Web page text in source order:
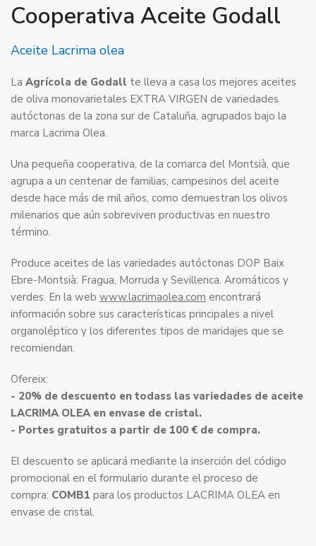
Cooperativa Aceite Godall
Aceite Lacrima olea
La Agrícola de Godall te lleva a casa los mejores aceites
de oliva monovarietales EXTRA VIRGEN de variedades
autóctonas de la zona sur de Cataluña, agrupados bajo la
marca Lacrima Olea.
Una pequeña cooperativa, de la comarca del Montsià, que
agrupa a un centenar de familias, campesinos del aceite
desde hace más de mil años, como demuestran los olivos
milenarios que aún sobreviven productivas en nuestro
término.
Produce aceites de las variedades autóctonas DOP Baix
Ebre-Montsià: Fragua, Morruda y Sevillenca. Aromáticos y
verdes. En la web www.lacrimaolea.com encontrará
información sobre sus características principales a nivel
organoléptico y los diferentes tipos de maridajes que se
recomiendan.
Ofereix:
- 20% de descuento en todass las variedades de aceite
LACRIMA OLEA en envase de cristal.
- Portes gratuitos a partir de 100 € de compra.
El descuento se aplicará mediante la inserción del código
promocional en el formulario durante el proceso de
compra: COMB1 para los productos LACRIMA OLEA en
envase de cristal.